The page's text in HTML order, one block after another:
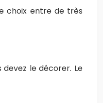
choix entre de très
le décorer. Le